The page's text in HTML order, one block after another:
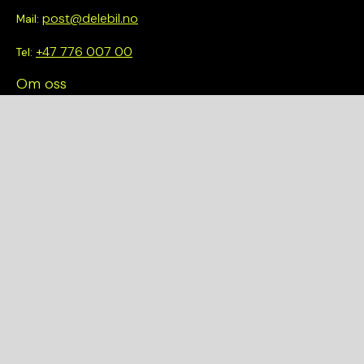
Mail: post@delebil.no
Tel: +47 776 007 00
Om oss